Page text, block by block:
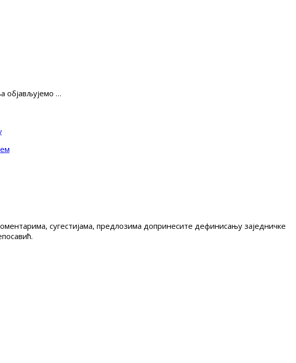
објављујемо …
сугестијама, предлозима допринесите дефинисању заједничке